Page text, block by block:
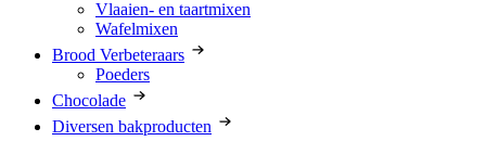
Vlaaien- en taartmixen
Wafelmixen
Brood Verbeteraars
Poeders
Chocolade
Diversen bakproducten